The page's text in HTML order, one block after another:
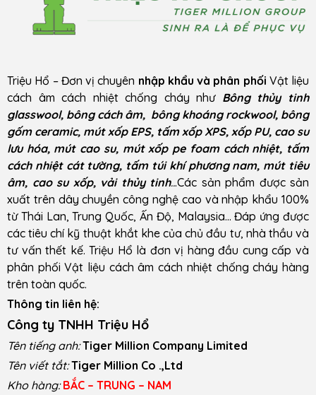
Triệu Hổ – Đơn vị chuyên nhập khẩu và phân phối Vật liệu
cách âm cách nhiệt chống cháy như Bông thủy tinh
glasswool, bông cách âm, bông khoáng rockwool, bông
gốm ceramic, mút xốp EPS, tấm xốp XPS, xốp PU, cao su
lưu hóa, mút cao su, mút xốp pe foam cách nhiệt, tấm
cách nhiệt cát tường, tấm túi khí phương nam, mút tiêu
âm, cao su xốp, vải thủy tinh...Các sản phẩm được sản
xuất trên dây chuyền công nghệ cao và nhập khẩu 100%
từ Thái Lan, Trung Quốc, Ấn Độ, Malaysia… Đáp ứng được
các tiêu chí kỹ thuật khắt khe của chủ đầu tư, nhà thầu và
tư vấn thết kế. Triệu Hổ là đơn vị hàng đầu cung cấp và
phân phối Vật liệu cách âm cách nhiệt chống cháy hàng
trên toàn quốc.
Thông tin liên hệ:
Công ty TNHH Triệu Hổ
Tên tiếng anh: Tiger Million Company Limited
Tên viết tắt: Tiger Million Co .,Ltd
Kho hàng: BẮC – TRUNG – NAM